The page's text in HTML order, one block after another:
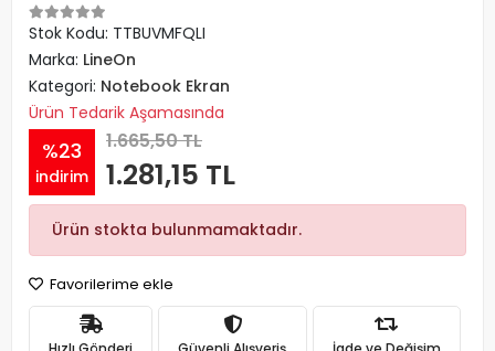
Stok Kodu: TTBUVMFQLI
Marka: LineOn
Kategori: Notebook Ekran
Ürün Tedarik Aşamasında
%23
indirim
1.665,50 TL
1.281,15 TL
Ürün stokta bulunmamaktadır.
Favorilerime ekle